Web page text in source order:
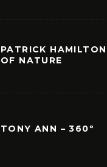
PATRICK
OF NATURE
TONY ANN – 360º